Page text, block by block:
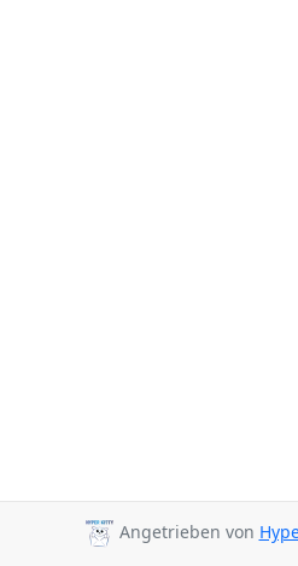
Angetrieben von